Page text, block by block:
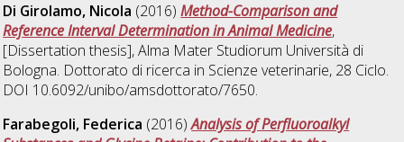
Di Girolamo, Nicola (2016)Method-Comparison and
Reference Interval Determination in Animal Medicine,
[Dissertation thesis], Alma Mater Studiorum Università di
Bologna. Dottorato di ricerca in Scienze veterinarie, 28 Ciclo.
DOI 10.6092/unibo/amsdottorato/7650.
Farabegoli, Federica (2016)Analysis of Perfluoroalkyl